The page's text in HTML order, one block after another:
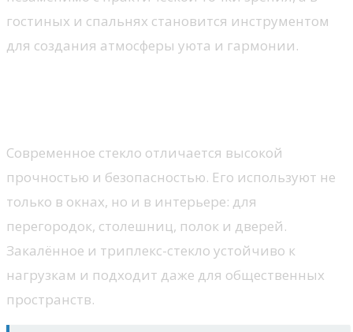
гостиных и спальнях становится инструментом
для создания атмосферы уюта и гармонии.
Современное стекло отличается высокой
прочностью и безопасностью. Его используют не
только в окнах, но и в интерьере: для
перегородок, столешниц, полок и дверей.
Закалённое и триплекс-стекло устойчиво к
нагрузкам и подходит даже для общественных
пространств.